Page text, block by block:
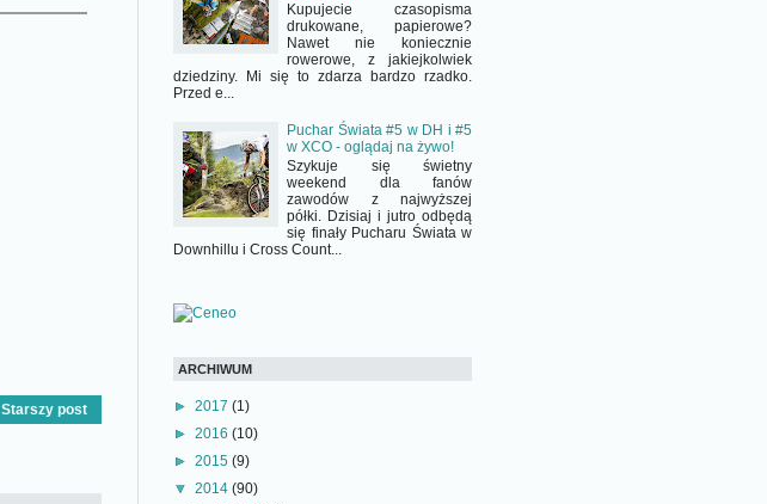
Starszy post
Kupujecie czasopisma
drukowane, papierowe?
Nawet nie koniecznie
rowerowe, z jakiejkolwiek
dziedziny. Mi się to zdarza bardzo rzadko.
Przed e...
Puchar Świata #5 w DH i #5
w XCO - oglądaj na żywo!
Szykuje się świetny
weekend dla fanów
zawodów z najwyższej
półki. Dzisiaj i jutro odbędą
się finały Pucharu Świata w
Downhillu i Cross Count...
ARCHIWUM
► 2017 (1)
► 2016 (10)
► 2015 (9)
▼ 2014 (90)